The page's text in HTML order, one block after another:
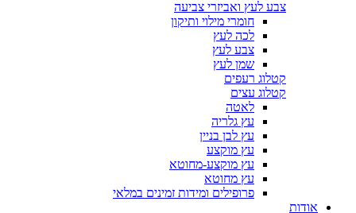
צבע לעץ ואביזרי צביעה
חומרי מילוי ותיקון
לכה לעץ
צבע לעץ
שמן לעץ
קטלוג רעפים
קטלוג עצים
לאטה
עץ גלריה
עץ לבן בניין
עץ מוקצע
עץ מוקצע-מחוטא
עץ מחוטא
פרופילים ומידות זמינים במלאי
אודות